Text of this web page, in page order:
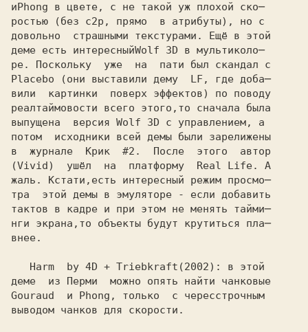
и
ростью (без
довольно  страшными текстурами. Ещё в этой
деме есть интересный
ре. Поскольку  уже  на  пати был скандал с
Placebo (они выставили дему  LF, где доба─
вили  картинки  поверх эффектов) по поводу
реалтаймовости всего этого,то сначала была
выпущена  версия
потом  исходники всей демы были зарелижены
в  журнале  Крик  #2.  После  этого  автор
(Vivid)  ушёл  на  платформу  Real Life. А
жаль. Кстати,есть интересный режим просмо─
тра  этой демы в эмуляторе - если добавить
тактов в кадре и при этом не менять тайми─
нги экрана,то объекты будут крутиться пла─
внее.
   Harm  by 4D + Triebkraft
деме  из Перми  можно опять найти чанковые
Gouraud  и
выводом чанков для скорости.